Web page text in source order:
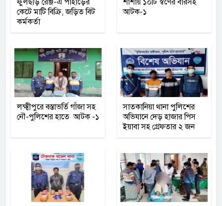
কেটে মাটি বিক্রি, জড়িত বিট
কর্মকর্তা
আটক-১
লক্ষ্মীপুরে বস্তাভর্তি গাঁজা সহ
নৌ-পুলিশের হাতে আটক -১
সাতকানিয়া থানা পুলিশের
অভিযানে দেড় হাজার পিস
ইয়াবা সহ গ্রেফতার ২ জন